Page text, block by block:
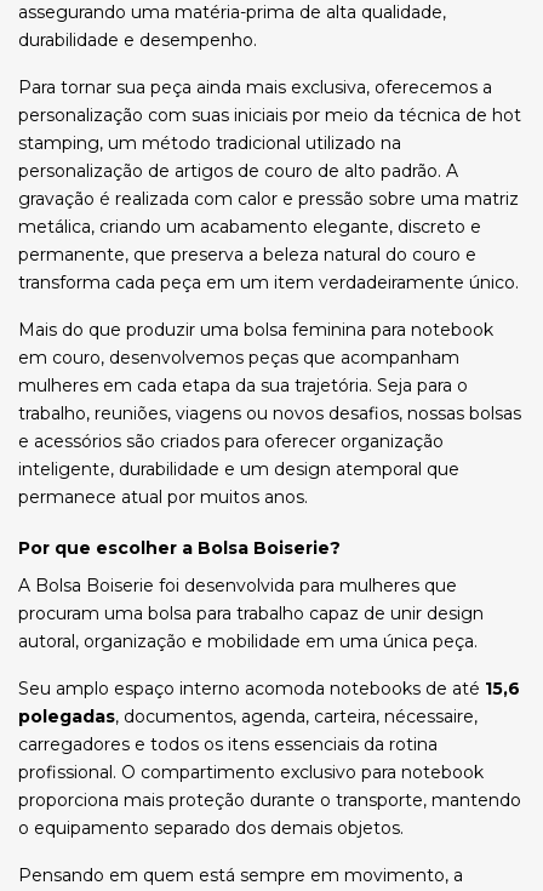
assegurando uma matéria-prima de alta qualidade,
durabilidade e desempenho.
Para tornar sua peça ainda mais exclusiva, oferecemos a
personalização com suas iniciais por meio da técnica de hot
stamping, um método tradicional utilizado na
personalização de artigos de couro de alto padrão. A
gravação é realizada com calor e pressão sobre uma matriz
metálica, criando um acabamento elegante, discreto e
permanente, que preserva a beleza natural do couro e
transforma cada peça em um item verdadeiramente único.
Mais do que produzir uma bolsa feminina para notebook
em couro, desenvolvemos peças que acompanham
mulheres em cada etapa da sua trajetória. Seja para o
trabalho, reuniões, viagens ou novos desafios, nossas bolsas
e acessórios são criados para oferecer organização
inteligente, durabilidade e um design atemporal que
permanece atual por muitos anos.
Por que escolher a Bolsa Boiserie?
A Bolsa Boiserie foi desenvolvida para mulheres que
procuram uma bolsa para trabalho capaz de unir design
autoral, organização e mobilidade em uma única peça.
Seu amplo espaço interno acomoda notebooks de até 15,6
polegadas, documentos, agenda, carteira, nécessaire,
carregadores e todos os itens essenciais da rotina
profissional. O compartimento exclusivo para notebook
proporciona mais proteção durante o transporte, mantendo
o equipamento separado dos demais objetos.
Pensando em quem está sempre em movimento, a